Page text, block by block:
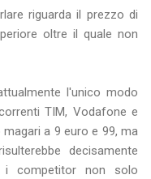
riguarda il prezzo di
oltre il quale non
l'unico modo
TIM, Vodafone e
a 9 euro e 99, ma
decisamente
i competitor non solo